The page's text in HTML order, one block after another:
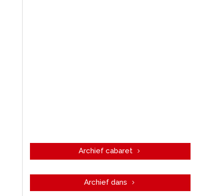
Archief cabaret
Archief dans